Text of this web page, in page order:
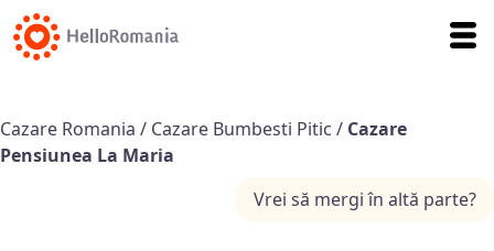
Cazare Romania / Cazare Bumbesti Pitic / Cazare
Pensiunea La Maria
Vrei să mergi în altă parte?